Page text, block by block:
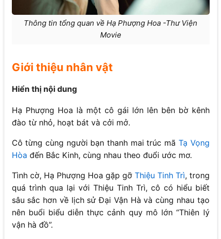
Thông tin tổng quan về Hạ Phượng Hoa -Thư Viện
Movie
Giới thiệu nhân vật
Hiển thị nội dung
Hạ Phượng Hoa là một cô gái lớn lên bên bờ kênh
đào từ nhỏ, hoạt bát và cởi mở.
Cô từng cùng người bạn thanh mai trúc mã Tạ Vọng
Hòa đến Bắc Kinh, cùng nhau theo đuổi ước mơ.
Tình cờ, Hạ Phượng Hoa gặp gỡ Thiệu Tinh Trì, trong
quá trình qua lại với Thiệu Tinh Trì, cô có hiểu biết
sâu sắc hơn về lịch sử Đại Vận Hà và cùng nhau tạo
nên buổi biểu diễn thực cảnh quy mô lớn “Thiên lý
vận hà đồ”.